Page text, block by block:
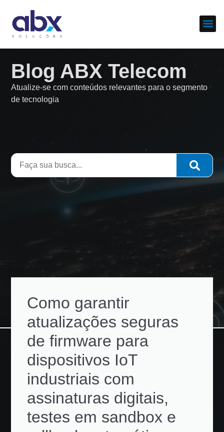
Blog ABX Telecom
Atualize-se com conteúdos relevantes para o segmento
de tecnologia
Como garantir
atualizações seguras
de firmware para
dispositivos IoT
industriais com
assinaturas digitais,
testes em sandbox e